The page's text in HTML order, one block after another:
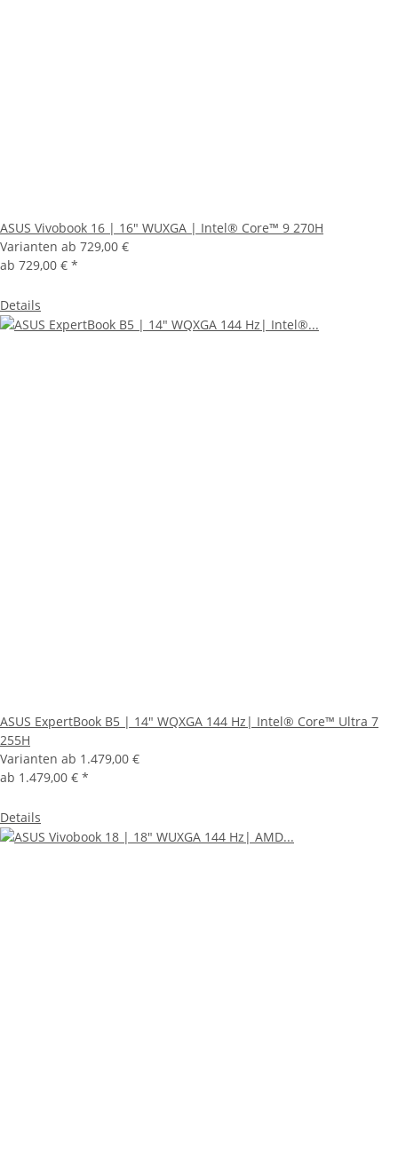
ASUS Vivobook 16 | 16" WUXGA | Intel® Core™ 9 270H
Varianten ab 729,00 €
ab 729,00 € *
Details
ASUS ExpertBook B5 | 14" WQXGA 144 Hz| Intel® Core™ Ultra 7
255H
Varianten ab 1.479,00 €
ab 1.479,00 € *
Details